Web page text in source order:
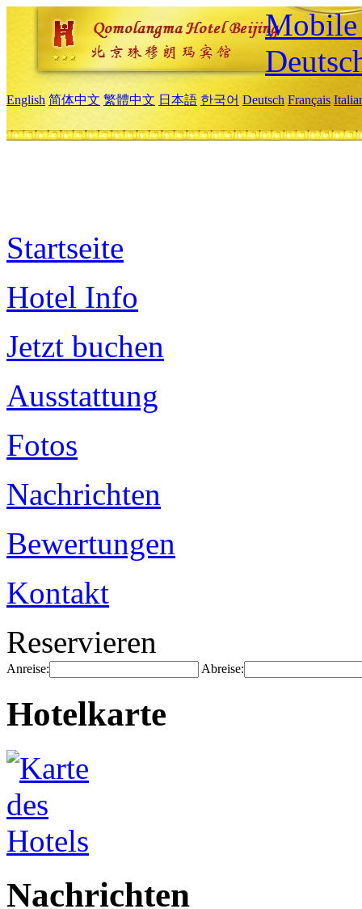
Mobile
English 简体中文 繁體中文 日本語 한국어 Deutsch Français
Startseite
Hotel Info
Jetzt buchen
Ausstattung
Fotos
Nachrichten
Bewertungen
Kontakt
Reservieren
Anreise: Abreise:
Hotelkarte
Nachrichten